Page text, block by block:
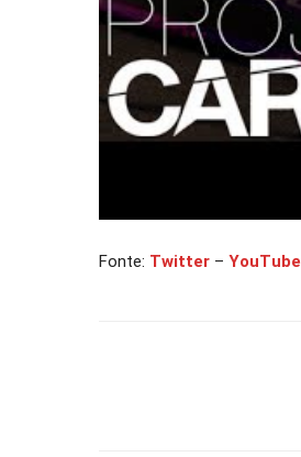
Fonte: Twitter – YouTube